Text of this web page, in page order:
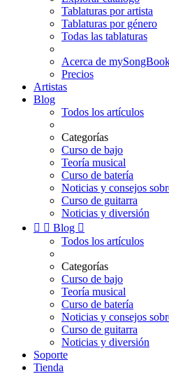
Tablaturas por artista
Tablaturas por género
Todas las tablaturas
Acerca de
Precios
Artistas
Blog
Todos los artículos
Categorías
Curso de bajo
Teoría musical
Curso de batería
Noticias y consejos
Curso de guitarra
Noticias y diversión
  Blog 
Todos los artículos
Categorías
Curso de bajo
Teoría musical
Curso de batería
Noticias y consejos
Curso de guitarra
Noticias y diversión
Soporte
Tienda